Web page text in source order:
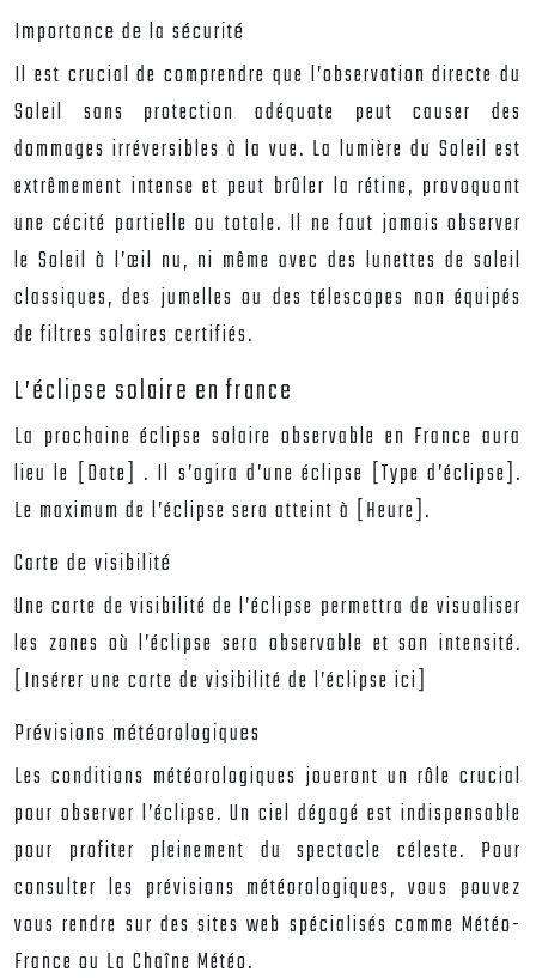
Importance de la sécurité
Il est crucial de comprendre que l’observation directe du
Soleil sans protection adéquate peut causer des
dommages irréversibles à la vue. La lumière du Soleil est
extrêmement intense et peut brûler la rétine, provoquant
une cécité partielle ou totale. Il ne faut jamais observer
le Soleil à l’œil nu, ni même avec des lunettes de soleil
classiques, des jumelles ou des télescopes non équipés
de filtres solaires certifiés.
L’éclipse solaire en france
La prochaine éclipse solaire observable en France aura
lieu le [Date] . Il s’agira d’une éclipse [Type d’éclipse].
Le maximum de l’éclipse sera atteint à [Heure].
Carte de visibilité
Une carte de visibilité de l’éclipse permettra de visualiser
les zones où l’éclipse sera observable et son intensité.
[Insérer une carte de visibilité de l’éclipse ici]
Prévisions météorologiques
Les conditions météorologiques joueront un rôle crucial
pour observer l’éclipse. Un ciel dégagé est indispensable
pour profiter pleinement du spectacle céleste. Pour
consulter les prévisions météorologiques, vous pouvez
vous rendre sur des sites web spécialisés comme Météo-
France ou La Chaîne Météo.